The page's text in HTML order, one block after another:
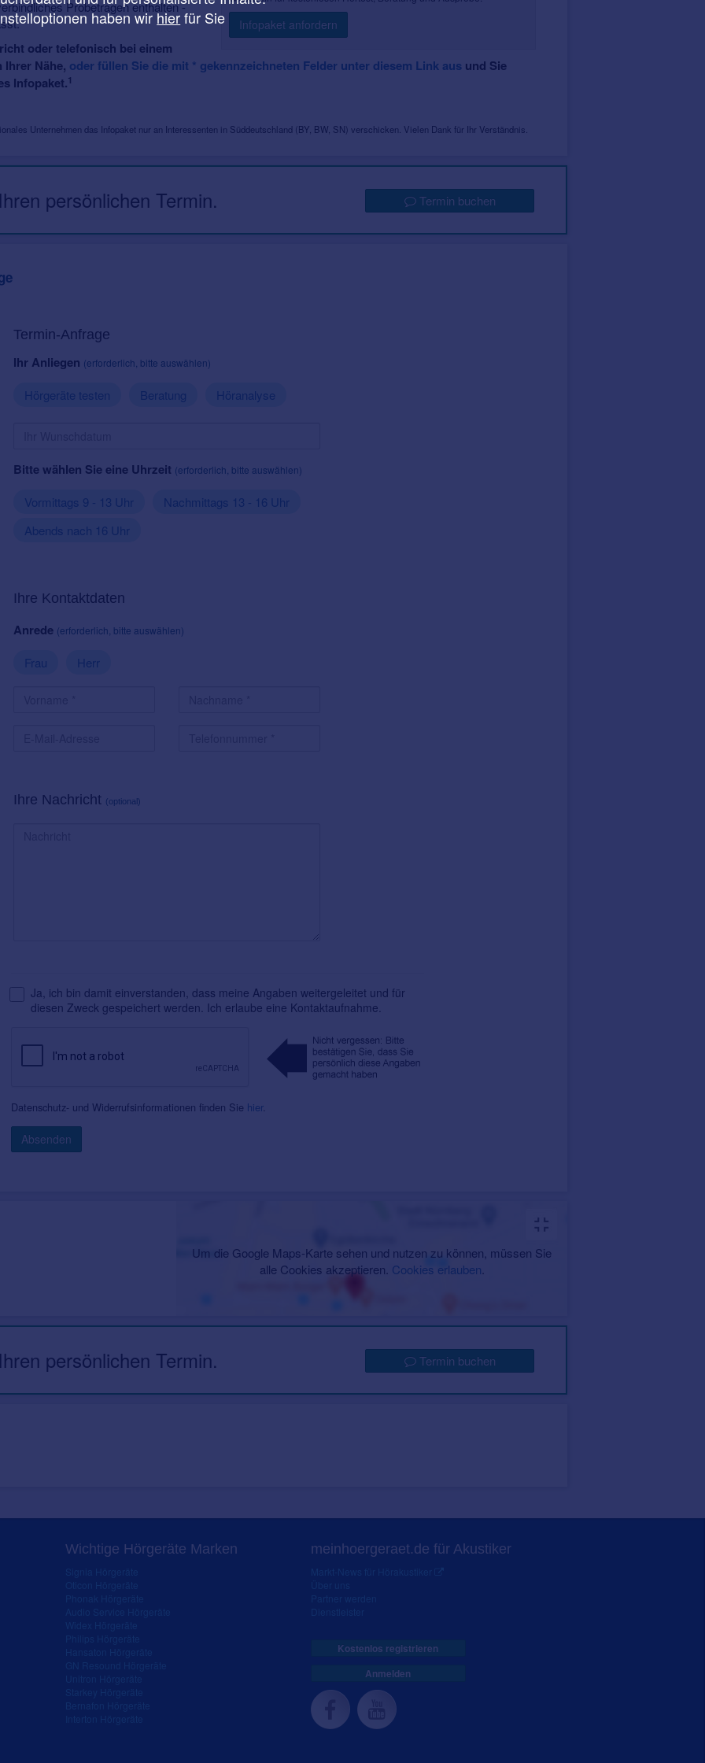
Infopaket anfordern
Probetragen enthalten -
oder telefonisch bei einem
Nähe, oder füllen Sie die mit * gekennzeichneten Felder unter diesem Link aus und Sie
Infopaket.1
Unternehmen das Infopaket nur an Interessenten in Süddeutschland (BY, BW, SN) verschicken. Vielen Dank für Ihr Verständnis.
persönlichen Termin. Termin buchen
Termin-Anfrage
Ihr Anliegen (erforderlich, bitte auswählen)
Hörgeräte testen Beratung Höranalyse
Bitte wählen Sie eine Uhrzeit (erforderlich, bitte auswählen)
Vormittags 9 - 13 Uhr
Nachmittags 13 - 16 Uhr
Abends nach 16 Uhr
Ihre Kontaktdaten
Anrede (erforderlich, bitte auswählen)
Frau Herr
Ihre Nachricht (optional)
Ja, ich bin damit einverstanden, dass meine Angaben weitergeleitet und für
diesen Zweck gespeichert werden. Ich erlaube eine Kontaktaufnahme.
Datenschutz- und Widerrufsinformationen finden Sie hier.
Absenden
Um die Google Maps-Karte sehen und nutzen zu können, müssen Sie
alle Cookies akzeptieren. Cookies erlauben.
persönlichen Termin. Termin buchen
Wichtige Hörgeräte Marken meinhoergeraet.de für Akustiker
Kostenlos registrieren
Anmelden
haben wirhierfür Sie